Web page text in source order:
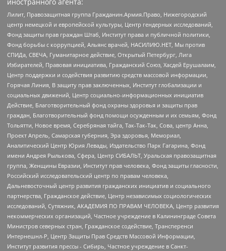
Лилит, Правозащитная группа Гражданин.Армия.Право, Нижегородский
центр немецкой и европейской культуры, Центр гендерных исследований,
Фонд защиты прав граждан Штаб, Институт права и публичной политики,
Фонд борьбы с коррупцией, Альянс врачей, НАСИЛИЮ.НЕТ, Мы против
СПИДа, СВЕЧА, Гуманитарное действие, Открытый Петербург, Лига
Избирателей, Правовая инициатива, Гражданский Союз, Хасдей Ерушалаим,
Центр поддержки и содействия развитию средств массовой информации,
Горячая Линия, В защиту прав заключенных, Институт глобализации и
социальных движений, Центр социально-информационных инициатив
Действие, Благотворительный фонд охраны здоровья и защиты прав
граждан, Благотворительный фонд помощи осужденным и их семьям, Фонд
Тольятти, Новое время, Серебряная тайга, Так-Так-Так, Сова, центр Анна,
Проект Апрель, Самарская губерния, Эра здоровья, Мемориал,
Аналитический Центр Юрия Левады, Издательство Парк Гагарина, Фонд
имени Андрея Рылькова, Сфера, Центр СИБАЛЬТ, Уральская правозащитная
группа, Женщины Евразии, Институт прав человека, Фонд защиты гласности,
Российский исследовательский центр по правам человека,
Дальневосточный центр развития гражданских инициатив и социального
партнерства, Гражданское действие, Центр независимых социологических
исследований, Сутяжник, АКАДЕМИЯ ПО ПРАВАМ ЧЕЛОВЕКА, Центр развития
некоммерческих организаций, Частное учреждение в Калининграде Совета
Министров северных стран, Гражданское содействие, Трансперенси
Интернешнл-Р, Центр Защиты Прав Средств Массовой Информации,
Институт развития прессы - Сибирь, Частное учреждение в Санкт-